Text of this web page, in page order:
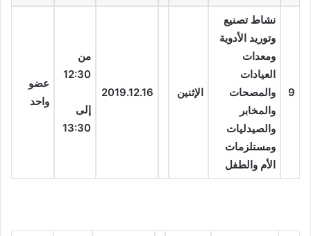
9
نشاط تصنيع
وتوريد الأدوية
ومعدات
العيادات
والمصحات
والمخابر
والصيدليات
ومستلزمات
الأم والطفل
الإثنين 2019.12.16
من
12:30
إلى
13:30
عضو
واحد